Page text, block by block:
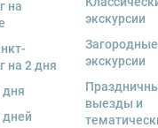
с намив
к моменту начала
программу
и прочими
отменяется по
средства
на
на 2 дня
дня
дней
экскурсии
Загородные
экскурсии
выезды и